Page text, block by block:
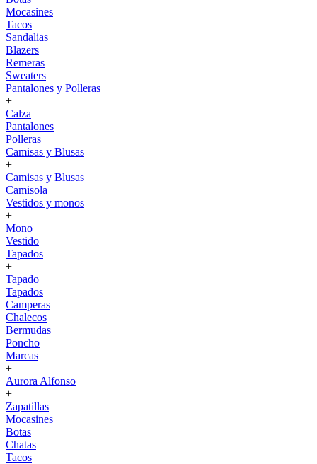
Mocasines
Tacos
Sandalias
Blazers
Remeras
Sweaters
Pantalones y Polleras
+
Calza
Pantalones
Polleras
Camisas y Blusas
+
Camisas y Blusas
Camisola
Vestidos y monos
+
Mono
Vestido
Tapados
+
Tapado
Tapados
Camperas
Chalecos
Bermudas
Poncho
Marcas
+
Aurora Alfonso
+
Zapatillas
Mocasines
Botas
Chatas
Tacos